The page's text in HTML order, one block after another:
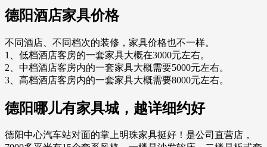
德阳酒店家具价格
不同酒店、不同档次的装修，家具价格也不一样。
1、低档酒店客房的一套家具大概在3000元左右。
2、中档酒店客房内的一套家具大概需要5000元左右。
3、高档酒店客房内的一套家具大概需要8000元左右。
德阳哪儿有家具城，越详细约好
德阳中心汽车站对面的掌上明珠家具挺好！是公司直营店，